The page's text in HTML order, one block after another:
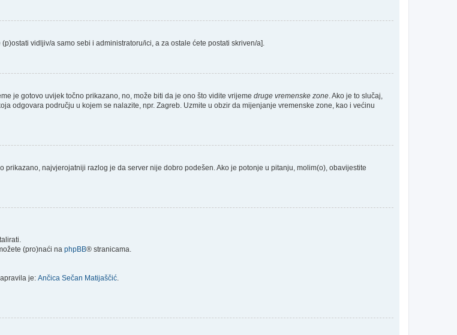
(p)ostati vidljiv/a samo sebi i administratoru/ici, a za ostale ćete postati skriven/a].
je gotovo uvijek točno prikazano, no, može biti da je ono što vidite vrijeme druge vremenske zone. Ako je to slučaj,
odgovara području u kojem se nalazite, npr. Zagreb. Uzmite u obzir da mijenjanje vremenske zone, kao i većinu
prikazano, najvjerojatniji razlog je da server nije dobro podešen. Ako je potonje u pitanju, molim(o), obavijestite
(pro)naći na phpBB® stranicama.
je: Ančica Sečan Matijaščić.